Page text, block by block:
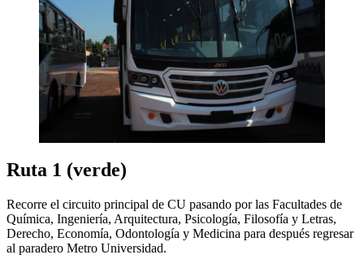
Ruta 1 (verde)
Recorre el circuito principal de CU pasando por las Facultades de
Química, Ingeniería, Arquitectura, Psicología, Filosofía y Letras,
Derecho, Economía, Odontología y Medicina para después regresar
al paradero Metro Universidad.